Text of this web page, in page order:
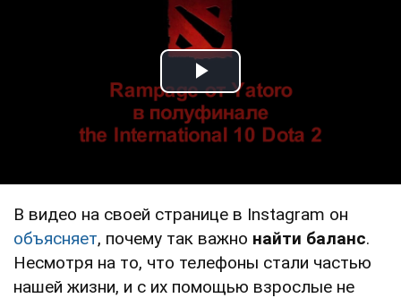
Play Video
В видео на своей странице в Instagram он
объясняет, почему так важно найти баланс.
Несмотря на то, что телефоны стали частью
нашей жизни, и с их помощью взрослые не